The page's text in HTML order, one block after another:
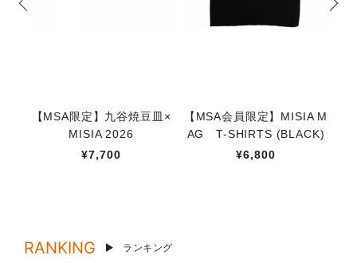
【MSA限定】九谷焼豆皿×
MISIA 2026
¥7,700
【MSA会員限定】MISIA M
AG T-SHIRTS (BLACK)
¥6,800
RANKING ランキング